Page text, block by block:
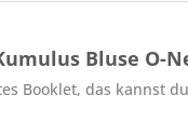
Bluse O-
Booklet, das kannst